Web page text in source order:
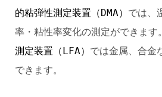
的粘弾性測定装置（DMA） では、
率・粘性率変化の測定ができます。
測定装置（LFA） では金属、合金
できます。